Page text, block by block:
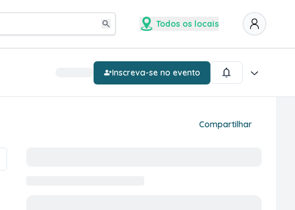
Todos os locais
Inscreva-se no evento
Compartilhar